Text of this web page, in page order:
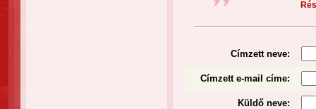
Címzett neve:
Címzett e-mail címe:
Küldő neve: